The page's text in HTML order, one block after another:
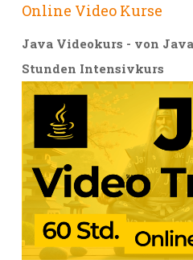
Online Video Kurse
Java Videokurs - von Java
Stunden Intensivkurs